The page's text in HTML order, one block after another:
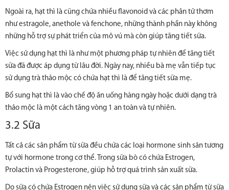
Ngoài ra, hạt thì là cũng chứa nhiều flavonoid và các phân tử thơm
như estragole, anethole và fenchone, những thành phần này không
những hỗ trợ sự phát triển của mô vú mà còn giúp tăng tiết sữa.
Việc sử dụng hạt thì là như một phương pháp tự nhiên để tăng tiết
sữa đã được áp dụng từ lâu đời. Ngày nay, nhiều bà mẹ vẫn tiếp tục
sử dụng trà thảo mộc có chứa hạt thì là để tăng tiết sữa mẹ.
Bổ sung hạt thì là vào chế độ ăn uống hàng ngày hoặc dưới dạng trà
thảo mộc là một cách tăng vòng 1 an toàn và tự nhiên.
3.2 Sữa
Tất cả các sản phẩm từ sữa đều chứa các loại hormone sinh sản tương
tự với hormone trong cơ thể. Trong sữa bò có chứa Estrogen,
Prolactin và Progesterone, giúp hỗ trợ quá trình sản xuất sữa.
Do sữa có chứa Estrogen nên việc sử dụng sữa và các sản phẩm từ sữa